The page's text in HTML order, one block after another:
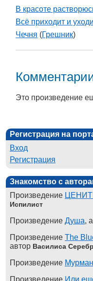
В красоте
Всё приходит и
Чечня (Грешник)
Это произведение
Регистрация на
Вход
Регистрация
Знакомство с
Произведение
Испилист
Произведение Душа,
Произведение The
автор Василиса
Произведение Мурман
Произведение Или